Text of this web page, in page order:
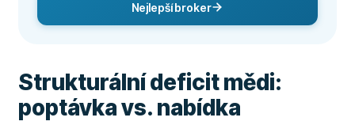
Nejlepší broker
Strukturální deficit mědi:
poptávka vs. nabídka